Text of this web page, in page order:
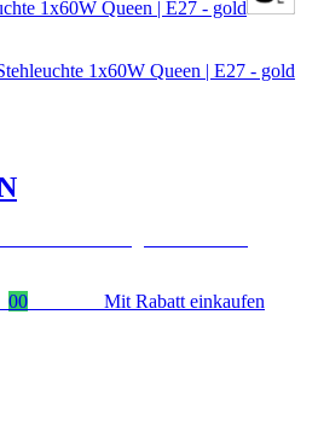
00 Mit Rabatt einkaufen